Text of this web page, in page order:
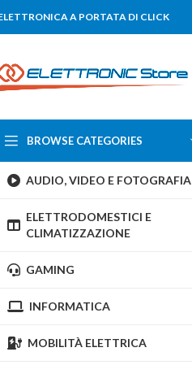
A PORTATA DI CLICK
BROWSE CATEGORIES
AUDIO, VIDEO E FOTOGRAFIA
ELETTRODOMESTICI E
CLIMATIZZAZIONE
GAMING
INFORMATICA
MOBILITÀ ELETTRICA